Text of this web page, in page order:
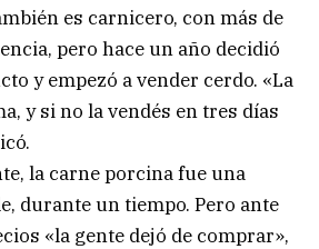
es carnicero, con más de
pero hace un año decidió
y empezó a vender cerdo. «La
y si no la vendés en tres días
la carne porcina fue una
durante un tiempo. Pero ante
«la gente dejó de comprar»,